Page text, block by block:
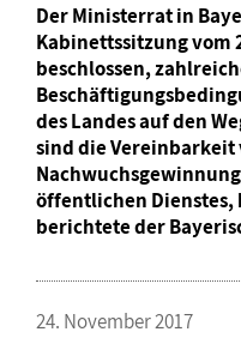
Der Ministerrat in
Kabinettssitzung vom
beschlossen,
des Landes auf den
sind die Vereinbarkeit
öffentlichen Dienstes,
berichtete der
24. November 2017